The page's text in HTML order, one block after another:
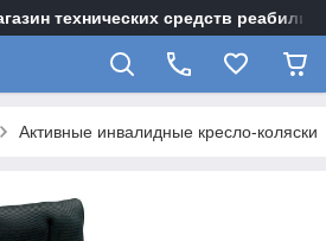
технических средств
Активные инвалидные кресло-коляски